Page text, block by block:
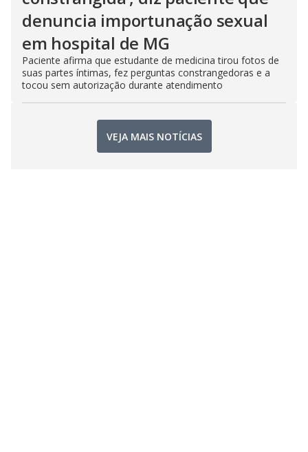
denuncia importunação sexual
em hospital de MG
Paciente afirma que estudante de medicina tirou fotos de
suas partes íntimas, fez perguntas constrangedoras e a
tocou sem autorização durante atendimento
VEJA MAIS NOTÍCIAS